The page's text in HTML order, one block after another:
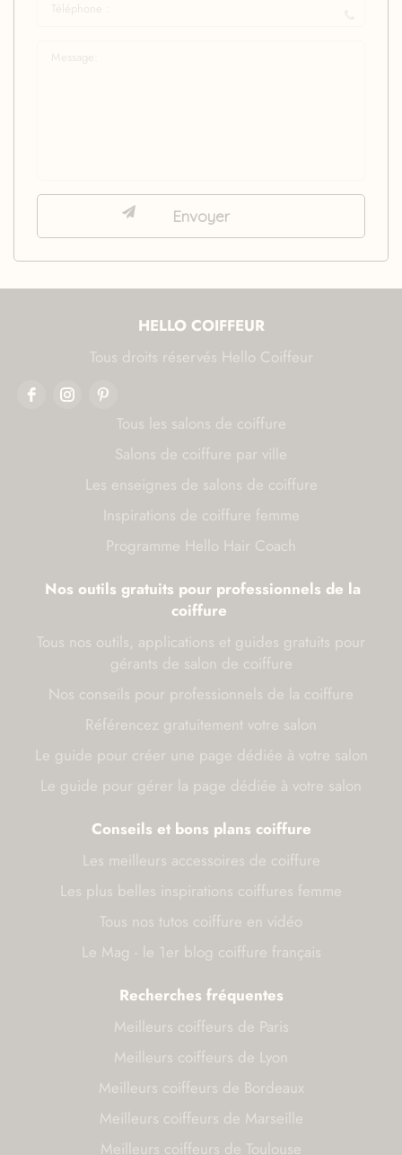
HELLO COIFFEUR
Tous droits réservés Hello Coiffeur
Tous les salons de coiffure
Salons de coiffure par ville
Les enseignes de salons de coiffure
Inspirations de coiffure femme
Programme Hello Hair Coach
Nos outils gratuits pour professionnels de la
coiffure
Tous nos outils, applications et guides gratuits pour
gérants de salon de coiffure
Nos conseils pour professionnels de la coiffure
Référencez gratuitement votre salon
Le guide pour créer une page dédiée à votre salon
Le guide pour gérer la page dédiée à votre salon
Conseils et bons plans coiffure
Les meilleurs accessoires de coiffure
Les plus belles inspirations coiffures femme
Tous nos tutos coiffure en vidéo
Le Mag - le 1er blog coiffure français
Recherches fréquentes
Meilleurs coiffeurs de Paris
Meilleurs coiffeurs de Lyon
Meilleurs coiffeurs de Bordeaux
Meilleurs coiffeurs de Marseille
Meilleurs coiffeurs de Toulouse